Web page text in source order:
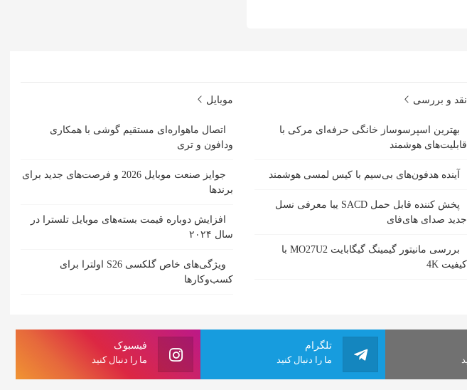
نقد و بررسی
بهترین اسپرسوساز خانگی حرفه‌ای مرکی با
قابلیت‌های هوشمند
آینده هدفون‌های بی‌سیم با کیس لمسی هوشمند
پخش کننده قابل حمل SACD یبا معرفی نسل
جدید صدای های‌فای
بررسی مانیتور گیمینگ گیگابایت MO27U2 با
کیفیت 4K
موبایل
اتصال ماهواره‌ای مستقیم گوشی‌ با همکاری
ودافون و تری
جوایز صنعت موبایل 2026 و فرصت‌های جدید برای
برندها
افزایش دوباره قیمت بسته‌های موبایل تلسترا در
سال ۲۰۲۴
ویژگی‌های خاص گلکسی S26 اولترا برای
کسب‌وکارها
فیسبوک
ما را دنبال کنید
تلگرام
ما را دنبال کنید